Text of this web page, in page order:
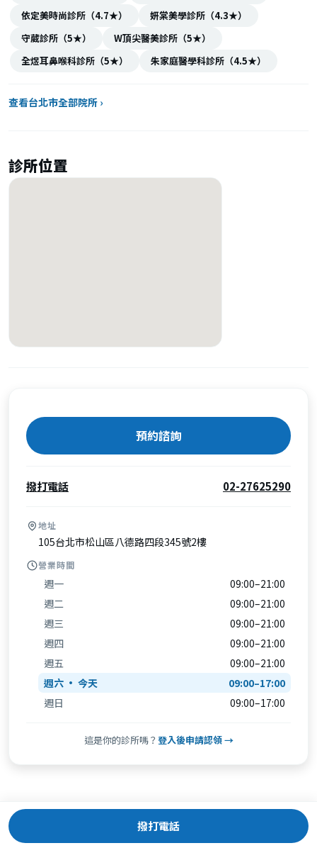
依定美時尚診所（4.7★）
妍棠美學診所（4.3★）
守葳診所（5★）
W頂尖醫美診所（5★）
全煜耳鼻喉科診所（5★）
朱家庭醫學科診所（4.5★）
查看台北市全部院所 ›
診所位置
預約諮詢
撥打電話 02-27625290
地址
105台北市松山區八德路四段345號2樓
營業時間
週一
09:00–21:00
週二
09:00–21:00
週三
09:00–21:00
週四
09:00–21:00
週五
09:00–21:00
週六
09:00–17:00
週日
09:00–17:00
這是你的診所嗎？ 登入後申請認領 →
撥打電話